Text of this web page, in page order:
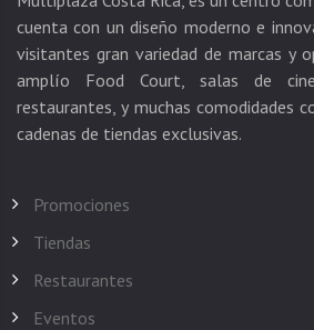
cuenta con un diseño moderno e
visitantes gran variedad de marcas y
amplío Food Court, salas de
restaurantes, y muchas comodidades
Promociones
Tiendas
Restaurantes
Eventos